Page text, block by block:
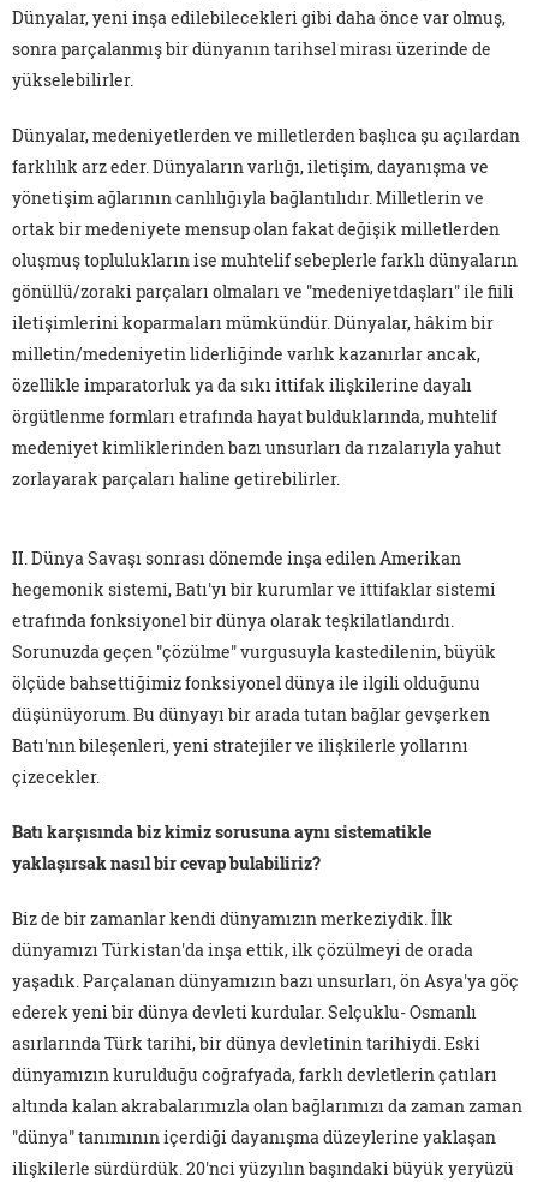
Dünyalar, yeni inşa edilebilecekleri gibi daha önce var olmuş,
sonra parçalanmış bir dünyanın tarihsel mirası üzerinde de
yükselebilirler.
Dünyalar, medeniyetlerden ve milletlerden başlıca şu açılardan
farklılık arz eder. Dünyaların varlığı, iletişim, dayanışma ve
yönetişim ağlarının canlılığıyla bağlantılıdır. Milletlerin ve
ortak bir medeniyete mensup olan fakat değişik milletlerden
oluşmuş toplulukların ise muhtelif sebeplerle farklı dünyaların
gönüllü/zoraki parçaları olmaları ve "medeniyetdaşları" ile fiili
iletişimlerini koparmaları mümkündür. Dünyalar, hâkim bir
milletin/medeniyetin liderliğinde varlık kazanırlar ancak,
özellikle imparatorluk ya da sıkı ittifak ilişkilerine dayalı
örgütlenme formları etrafında hayat bulduklarında, muhtelif
medeniyet kimliklerinden bazı unsurları da rızalarıyla yahut
zorlayarak parçaları haline getirebilirler.
II. Dünya Savaşı sonrası dönemde inşa edilen Amerikan
hegemonik sistemi, Batı'yı bir kurumlar ve ittifaklar sistemi
etrafında fonksiyonel bir dünya olarak teşkilatlandırdı.
Sorunuzda geçen "çözülme" vurgusuyla kastedilenin, büyük
ölçüde bahsettiğimiz fonksiyonel dünya ile ilgili olduğunu
düşünüyorum. Bu dünyayı bir arada tutan bağlar gevşerken
Batı'nın bileşenleri, yeni stratejiler ve ilişkilerle yollarını
çizecekler.
Batı karşısında biz kimiz sorusuna aynı sistematikle
yaklaşırsak nasıl bir cevap bulabiliriz?
Biz de bir zamanlar kendi dünyamızın merkeziydik. İlk
dünyamızı Türkistan'da inşa ettik, ilk çözülmeyi de orada
yaşadık. Parçalanan dünyamızın bazı unsurları, ön Asya'ya göç
ederek yeni bir dünya devleti kurdular. Selçuklu- Osmanlı
asırlarında Türk tarihi, bir dünya devletinin tarihiydi. Eski
dünyamızın kurulduğu coğrafyada, farklı devletlerin çatıları
altında kalan akrabalarımızla olan bağlarımızı da zaman zaman
"dünya" tanımının içerdiği dayanışma düzeylerine yaklaşan
ilişkilerle sürdürdük. 20'nci yüzyılın başındaki büyük yeryüzü